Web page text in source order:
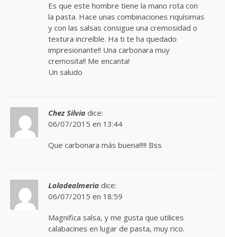
Es que este hombre tiene la mano rota con
la pasta. Hace unas combinaciones riquísimas
y con las salsas consigue una cremosidad o
textura increíble. Ha ti te ha quedado
impresionante!! Una carbonara muy
cremosita!! Me encanta!
Un saludo
Chez Silvia dice:
06/07/2015 en 13:44
Que carbonara más buena!!!!! Bss
Loladealmeria dice:
06/07/2015 en 18:59
Magnifica salsa, y me gusta que utilices
calabacines en lugar de pasta, muy rico.